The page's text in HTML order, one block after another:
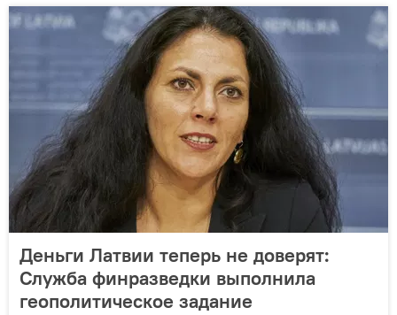
Деньги Латвии теперь не доверят:
Служба финразведки выполнила
геополитическое задание